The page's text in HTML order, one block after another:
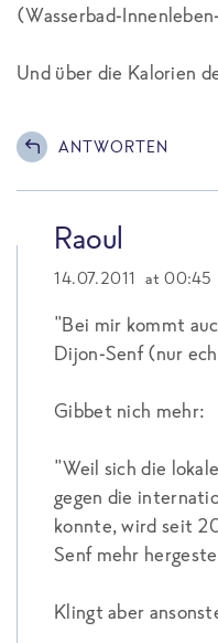
(Wasserbad-
Und über die Kalorien
ANTWORTEN
Raoul
14.07.2011 at 00:45
"Bei mir kommt
Dijon-Senf (nur
Gibbet nich mehr:
"Weil sich die
gegen die
konnte, wird seit
Senf mehr
Klingt aber